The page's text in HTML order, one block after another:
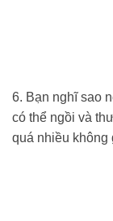
6. Bạn nghĩ sao
có thể ngồi và
quá nhiều không